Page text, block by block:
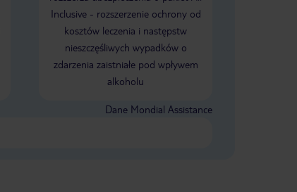
Inclusive - rozszerzenie ochrony od
kosztów leczenia i następstw
nieszczęśliwych wypadków o
zdarzenia zaistniałe pod wpływem
alkoholu
Dane Mondial Assistance